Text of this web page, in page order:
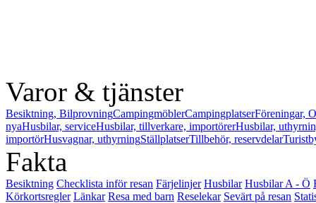
Varor & tjänster
Besiktning, BilprovningCampingmöblerCampingplatserFöreningar,
nyaHusbilar, serviceHusbilar, tillverkare, importörerHusbilar,
importörHusvagnar, uthyrningStällplatserTillbehör, reservdelar
Fakta
Besiktning Checklista inför resan Färjelinjer Husbilar Husbilar A - Ö
Körkortsregler Länkar Resa med barn Reselekar Sevärt på resan